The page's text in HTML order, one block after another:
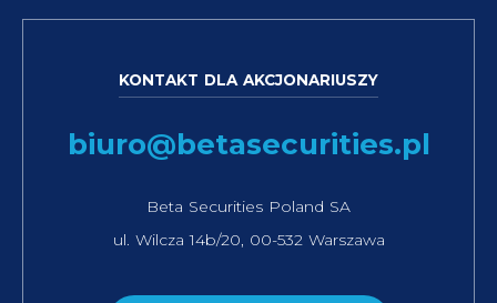
KONTAKT DLA AKCJONARIUSZY
biuro@betasecurities.pl
Beta Securities Poland SA
ul. Wilcza 14b/20, 00-532 Warszawa